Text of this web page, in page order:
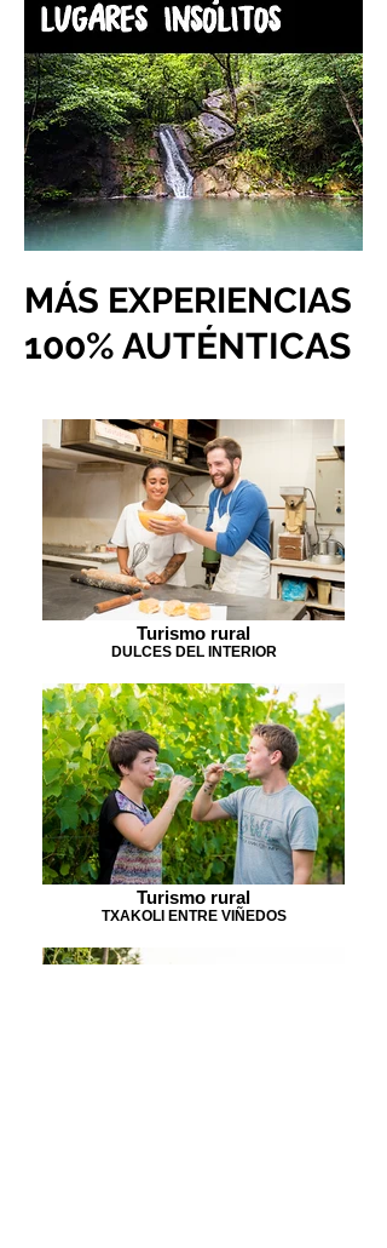
MÁS EXPERIENCIAS
100% AUTÉNTICAS
Turismo rural
DULCES DEL INTERIOR
Turismo rural
TXAKOLI ENTRE VIÑEDOS